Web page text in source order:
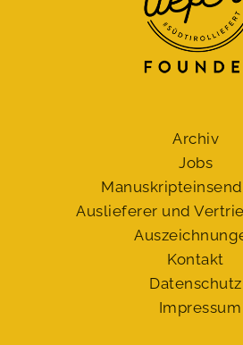
Archiv
Jobs
Auslieferer und
Kontakt
Datenschutz
Impressum